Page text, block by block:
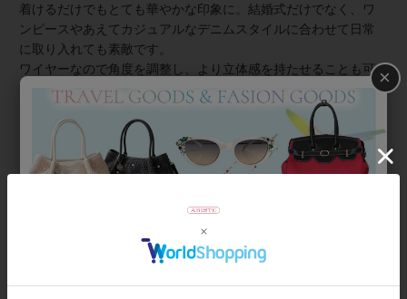
着けるだけでもとても華やかな印象に。結婚式だけでなく、ワ
ンピースやあえてカジュアルなデニムスタイルに合わせて日常
に取り入れても素敵です。
ワイヤーなので角度を調整し、より立体感を持たせることも可
能。お好みのフォルムに仕上げてお使いください。
◆この商品について
・こちらの商品はボックスにお入れしてお送りします。
・繊細な商品のため、お取り扱いにはご注意ください。
3009900_bridal
×